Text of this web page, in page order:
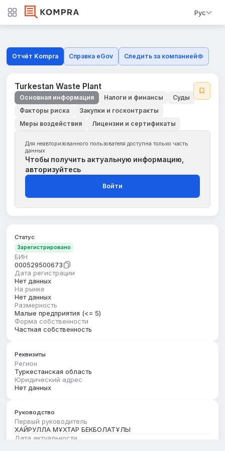
Рус
Отчёт Kompra Справка eGov Следить за компанией
Turkestan Waste Plant
Основная информация Налоги и финансы
Суды
Факторы риска
Закупки и госконтракты
Меры воздействия
Лицензии и сертификаты
Для неавторизованного пользователя доступна только часть
данных
Чтобы получить актуальную информацию,
авторизуйтесь
Войти
Статус
Зарегистрировано
БИН
000529500673
Дата регистрации
Нет данных
На рынке
Нет данных
Размерность
Малые предприятия (<= 5)
Форма собственности
Частная собственность
Реквизиты
Регион
Туркестанская область
Юридический адрес
Нет данных
Руководство
Первый руководитель
ХАЙРУЛЛА МҰХТАР БЕКБОЛАТҰЛЫ
Дата актуальности